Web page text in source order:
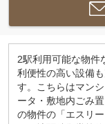
2駅利用可能な物件
利便性の高い設備
す。こちらはマン
ータ・敷地内ごみ
の物件の「エスリ